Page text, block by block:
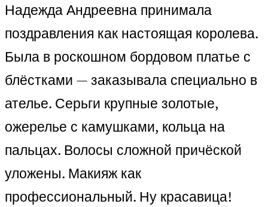
Надежда Андреевна принимала
поздравления как настоящая королева.
Была в роскошном бордовом платье с
блёстками — заказывала специально в
ателье. Серьги крупные золотые,
ожерелье с камушками, кольца на
пальцах. Волосы сложной причёской
уложены. Макияж как
профессиональный. Ну красавица!